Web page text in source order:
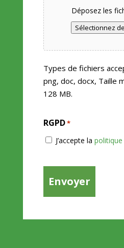
Déposez les
Sélectionnez
Types de fichiers
png, doc, docx, Taille
128 MB.
RGPD*
J’accepte la